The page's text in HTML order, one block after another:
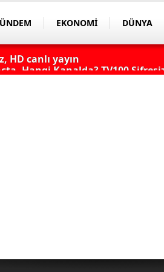
EKONOMİ DÜNYA
Hangi Kanalda? TV100 Şifresiz